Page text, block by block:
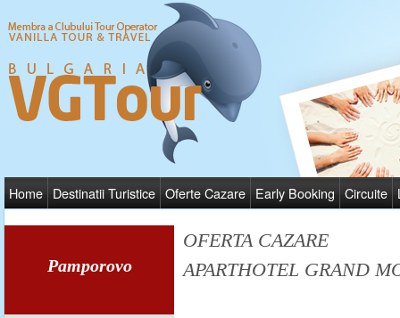
Home Destinatii Turistice Oferte Cazare Early Booking Circuite
Pamporovo
OFERTA CAZARE
APARTHOTEL GRAND